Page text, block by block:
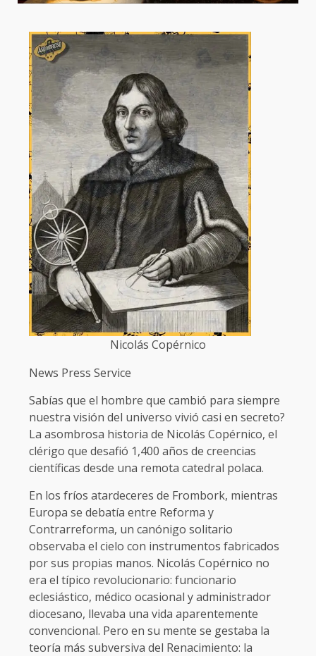
Nicolás Copérnico
News Press Service
Sabías que el hombre que cambió para siempre
nuestra visión del universo vivió casi en secreto?
La asombrosa historia de Nicolás Copérnico, el
clérigo que desafió 1,400 años de creencias
científicas desde una remota catedral polaca.
En los fríos atardeceres de Frombork, mientras
Europa se debatía entre Reforma y
Contrarreforma, un canónigo solitario
observaba el cielo con instrumentos fabricados
por sus propias manos. Nicolás Copérnico no
era el típico revolucionario: funcionario
eclesiástico, médico ocasional y administrador
diocesano, llevaba una vida aparentemente
convencional. Pero en su mente se gestaba la
teoría más subversiva del Renacimiento: la